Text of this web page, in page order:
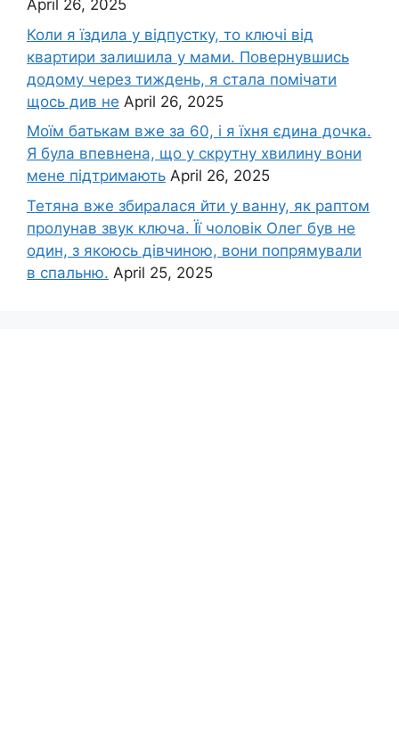
April 26, 2025
Коли я їздила у відпустку, то ключі від
квартири залишила у мами. Повернувшись
додому через тиждень, я стала помічати
щось див не April 26, 2025
Моїм батькам вже за 60, і я їхня єдина дочка.
Я була впевнена, що у скрутну хвилину вони
мене підтримають April 26, 2025
Тетяна вже збиралася йти у ванну, як раптом
пролунав звук ключа. Її чоловік Олег був не
один, з якоюсь дівчиною, вони попрямували
в спальню. April 25, 2025